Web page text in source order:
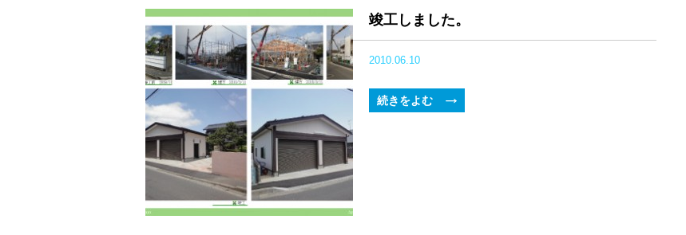
竣工しました。
2010.06.10
続きをよむ